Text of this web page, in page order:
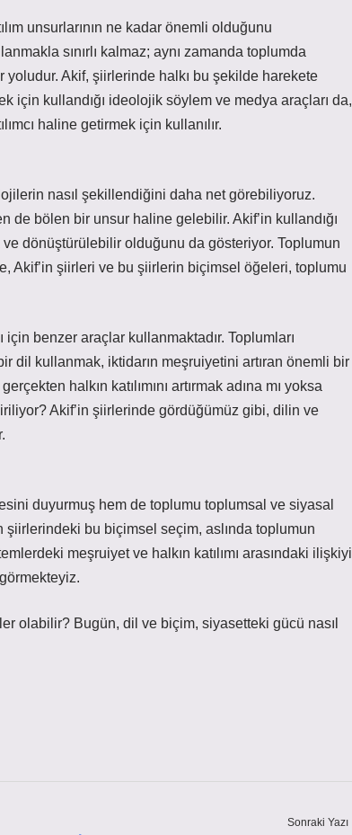
unsurlarının ne kadar önemli olduğunu
sınırlı kalmaz; aynı zamanda toplumda
yoludur. Akif, şiirlerinde halkı bu şekilde harekete
için kullandığı ideolojik söylem ve medya araçları da,
haline getirmek için kullanılır.
nasıl şekillendiğini daha net görebiliyoruz.
bölen bir unsur haline gelebilir. Akif’in kullandığı
ve dönüştürülebilir olduğunu da gösteriyor. Toplumun
Akif’in şiirleri ve bu şiirlerin biçimsel öğeleri, toplumu
benzer araçlar kullanmaktadır. Toplumları
dil kullanmak, iktidarın meşruiyetini artıran önemli bir
halkın katılımını artırmak adına mı yoksa
Akif’in şiirlerinde gördüğümüz gibi, dilin ve
duyurmuş hem de toplumu toplumsal ve siyasal
şiirlerindeki bu biçimsel seçim, aslında toplumun
meşruiyet ve halkın katılımı arasındaki ilişkiyi
olabilir? Bugün, dil ve biçim, siyasetteki gücü nasıl
Sonraki Yazı